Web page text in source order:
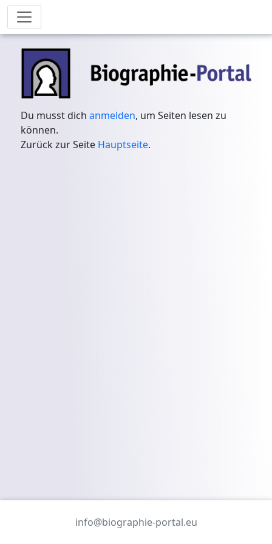
Du musst dichanmelden, um Seiten lesen zu
können.
Zurück zur Seite Hauptseite.
info@biographie-portal.eu